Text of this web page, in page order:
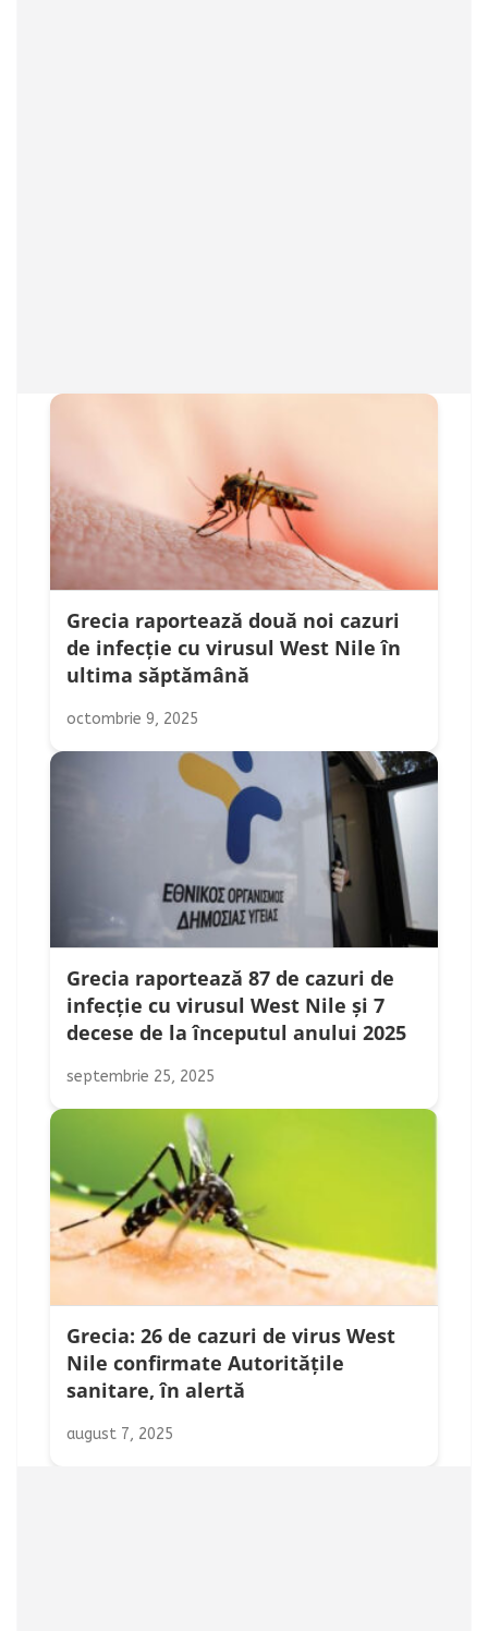
Grecia raportează două noi cazuri
de infecție cu virusul West Nile în
ultima săptămână
octombrie 9, 2025
Grecia raportează 87 de cazuri de
infecție cu virusul West Nile și 7
decese de la începutul anului 2025
septembrie 25, 2025
Grecia: 26 de cazuri de virus West
Nile confirmate Autoritățile
sanitare, în alertă
august 7, 2025